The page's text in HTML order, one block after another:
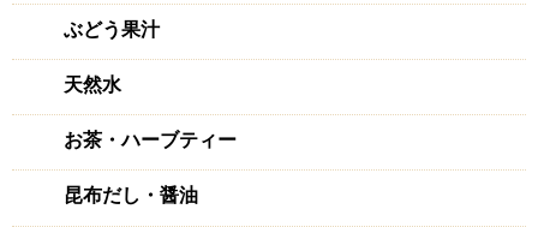
ぶどう果汁
天然水
お茶・ハーブティー
昆布だし・醤油